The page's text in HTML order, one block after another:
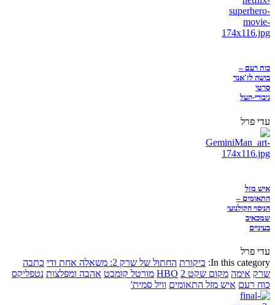
כוח רעם –
בושה לז'אנר
סרטי
גיבורי-העל
עדי פרל
איש מזל
התאומים –
הניסוי הקולנועי
שמכאיב
בעיניים
עדי פרל
In this category: ביקורת החתול של שרק 2: משאלה אחת ודי
כתבה
שרק אימה מקום שקט 2 HBO מורטל קומבט אהבה ומפלצות נטפליקס
כוח רעם איש מזל התאומים וויל סמית'